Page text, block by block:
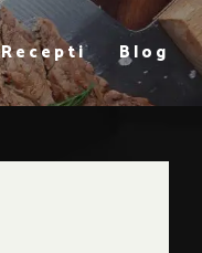
Recepti Blog